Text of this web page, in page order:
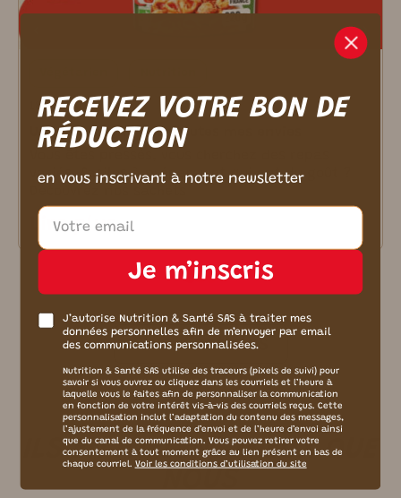
18/09/2025
Un plat cuisiné pour toutes mes envies
variés, faciles à préparer et qui ont du goût ?
Lire plus
Plus d’articles
ILS EN PARLENTMIEUXQUE
NOUS
RECEVEZ VOTRE BON DE
RÉDUCTION
en vous inscrivant à notre newsletter
Je m’inscris
J’autorise Nutrition & Santé SAS à traiter mes
données personnelles afin de m’envoyer par email
des communications personnalisées.
Nutrition & Santé SAS utilise des traceurs (pixels de suivi) pour
savoir si vous ouvrez ou cliquez dans les courriels et l’heure à
laquelle vous le faites afin de personnaliser la communication
en fonction de votre intérêt vis-à-vis des courriels reçus. Cette
personnalisation inclut l’adaptation du contenu des messages,
l’ajustement de la fréquence d’envoi et de l’heure d’envoi ainsi
que du canal de communication. Vous pouvez retirer votre
consentement à tout moment grâce au lien présent en bas de
chaque courriel. Voir les conditions d’utilisation du site